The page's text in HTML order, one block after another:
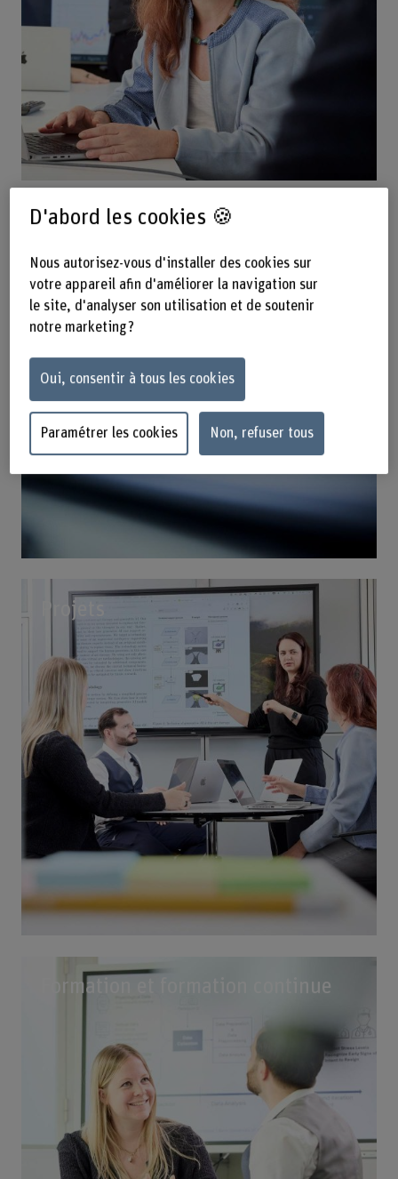
Prestations
Projets
Formation et formation continue
D'abord les cookies 🍪
Nous autorisez-vous d'installer des cookies sur
votre appareil afin d'améliorer la navigation sur
le site, d'analyser son utilisation et de soutenir
notre marketing ?
Oui, consentir à tous les cookies
Paramétrer les cookies Non, refuser tous